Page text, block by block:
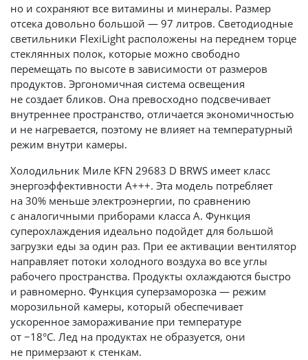
но и сохраняют все витамины и минералы. Размер
отсека довольно большой — 97 литров. Светодиодные
светильники FlexiLight расположены на переднем торце
стеклянных полок, которые можно свободно
перемещать по высоте в зависимости от размеров
продуктов. Эргономичная система освещения
не создает бликов. Она превосходно подсвечивает
внутреннее пространство, отличается экономичностью
и не нагревается, поэтому не влияет на температурный
режим внутри камеры.
Холодильник Миле KFN 29683 D BRWS имеет класс
энергоэффективности А+++. Эта модель потребляет
на 30% меньше электроэнергии, по сравнению
с аналогичными приборами класса А. Функция
суперохлаждения идеально подойдет для большой
загрузки еды за один раз. При ее активации вентилятор
направляет потоки холодного воздуха во все углы
рабочего пространства. Продукты охлаждаются быстро
и равномерно. Функция суперзаморозка — режим
морозильной камеры, который обеспечивает
ускоренное замораживание при температуре
от −18°С. Лед на продуктах не образуется, они
не примерзают к стенкам.